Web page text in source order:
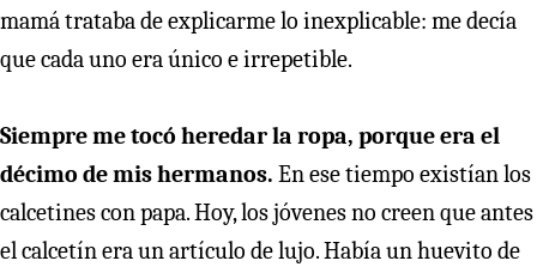
mamá trataba de explicarme lo inexplicable: me decía
que cada uno era único e irrepetible.
Siempre me tocó heredar la ropa, porque era el
décimo de mis hermanos. En ese tiempo existían los
calcetines con papa. Hoy, los jóvenes no creen que antes
el calcetín era un artículo de lujo. Había un huevito de